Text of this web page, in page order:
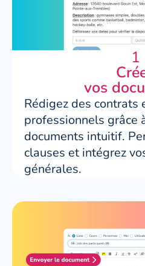
1
vos
Rédigez des contrats
professionnels grâce
documents intuitif.
clauses et intégrez
générales.